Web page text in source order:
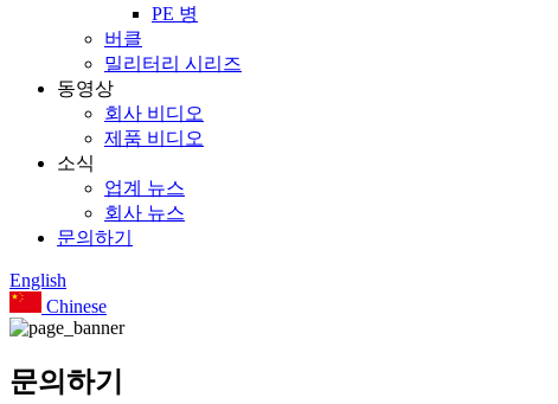
PE 병
버클
밀리터리 시리즈
동영상
회사 비디오
제품 비디오
소식
업계 뉴스
회사 뉴스
문의하기
English
Chinese
문의하기